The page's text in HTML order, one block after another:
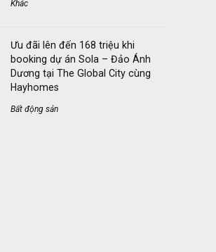
Khác
Ưu đãi lên đến 168 triệu khi
booking dự án Sola – Đảo Ánh
Dương tại The Global City cùng
Hayhomes
Bất động sản